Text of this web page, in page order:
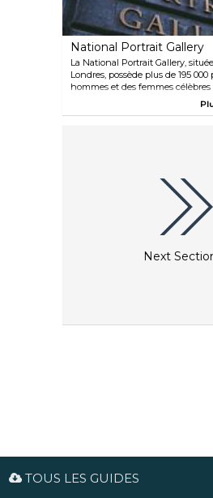
National Portrait Gallery
La National Portrait Gallery,
Londres, possède plus de 195 000
hommes et des femmes
l'histoire de la Grande-Bretagne
expositions temporaires de la
Next
TOUS LES GUIDES